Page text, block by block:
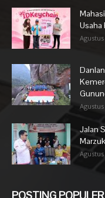
Usaha
Agustus
Agustus
Jalan
Agustus
POSTING POPULER